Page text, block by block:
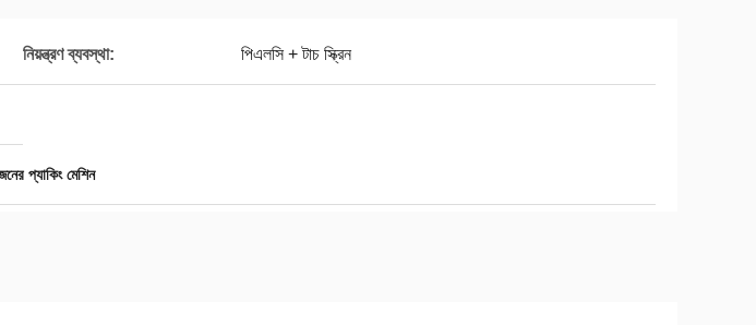
নিয়ন্ত্রণ ব্যবস্থা: পিএলসি + টাচ স্ক্রিন
প্যাকিং মেশিন